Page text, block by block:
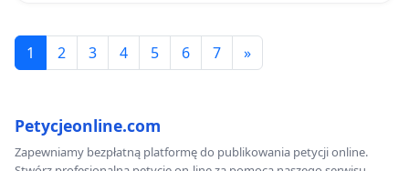
1 2 3 4 5 6 7 »
Petycjeonline.com
Zapewniamy bezpłatną platformę do publikowania petycji online.